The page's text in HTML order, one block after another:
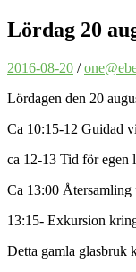
Lördag 20
2016-08-20 /
Lördagen den 20
Ca 10:15-12 Guidad
ca 12-13 Tid för egen
Ca 13:00 Återsamling
13:15- Exkursion
Detta gamla glasbruk